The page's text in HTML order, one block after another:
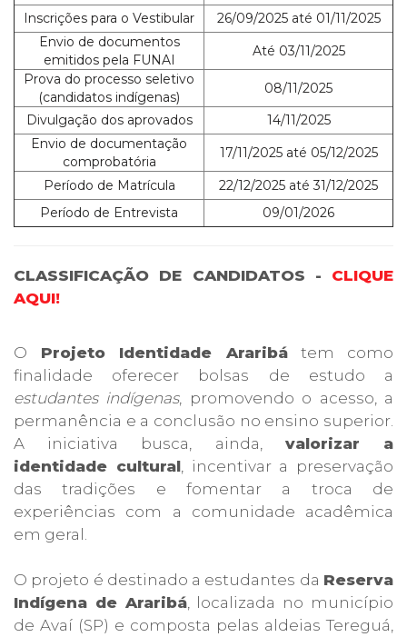
Inscrições para o Vestibular
26/09/2025 até 01/11/2025
Envio de documentos
emitidos pela FUNAI
Até 03/11/2025
Prova do processo seletivo
(candidatos indígenas)
08/11/2025
Divulgação dos aprovados
14/11/2025
Envio de documentação
comprobatória
17/11/2025 até 05/12/2025
Período de Matrícula
22/12/2025 até 31/12/2025
Período de Entrevista
09/01/2026
CLASSIFICAÇÃO DE CANDIDATOS - CLIQUE
AQUI!
O Projeto Identidade Araribátem como
finalidade oferecer bolsas de estudo a
estudantes indígenas, promovendo o acesso, a
permanência e a conclusão no ensino superior.
A iniciativa busca, ainda, valorizar a
identidade cultural, incentivar a preservação
das tradições e fomentar a troca de
experiências com a comunidade acadêmica
em geral.
O projeto é destinado a estudantes da Reserva
Indígena de Araribá, localizada no município
de Avaí (SP) e composta pelas aldeias Tereguá,